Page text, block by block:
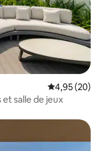
Évaluation
4,95 (20)
salle de jeux